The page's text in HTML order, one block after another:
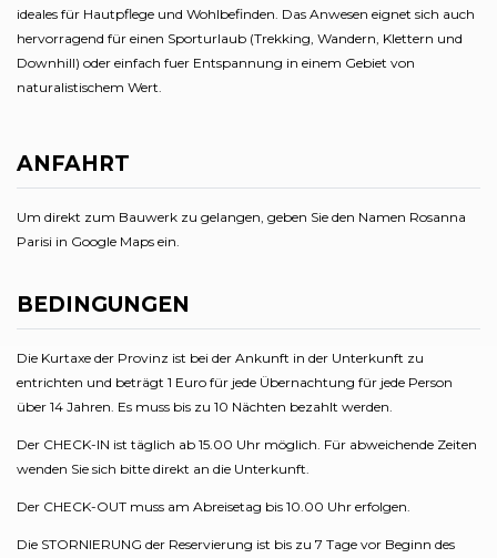
ideales für Hautpflege und Wohlbefinden. Das Anwesen eignet sich auch
hervorragend für einen Sporturlaub (Trekking, Wandern, Klettern und
Downhill) oder einfach fuer Entspannung in einem Gebiet von
naturalistischem Wert.
ANFAHRT
Um direkt zum Bauwerk zu gelangen, geben Sie den Namen Rosanna
Parisi in Google Maps ein.
BEDINGUNGEN
Die Kurtaxe der Provinz ist bei der Ankunft in der Unterkunft zu
entrichten und beträgt 1 Euro für jede Übernachtung für jede Person
über 14 Jahren. Es muss bis zu 10 Nächten bezahlt werden.
Der CHECK-IN ist täglich ab 15.00 Uhr möglich. Für abweichende Zeiten
wenden Sie sich bitte direkt an die Unterkunft.
Der CHECK-OUT muss am Abreisetag bis 10.00 Uhr erfolgen.
Die STORNIERUNG der Reservierung ist bis zu 7 Tage vor Beginn des